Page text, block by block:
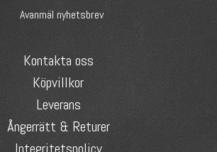
Avanmäl nyhetsbrev
Kontakta oss
Köpvillkor
Leverans
Ångerrätt & Returer
Integritetspolicy